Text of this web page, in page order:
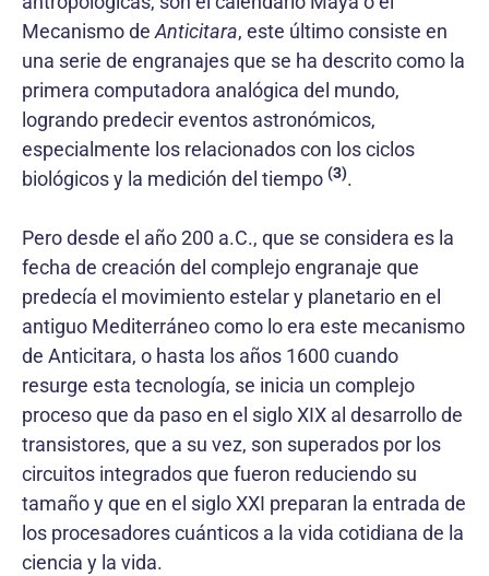
Mecanismo de Anticitara, este último consiste en
una serie de engranajes que se ha descrito como la
primera computadora analógica del mundo,
logrando predecir eventos astronómicos,
especialmente los relacionados con los ciclos
biológicos y la medición del tiempo (3).
Pero desde el año 200 a.C., que se considera es la
fecha de creación del complejo engranaje que
predecía el movimiento estelar y planetario en el
antiguo Mediterráneo como lo era este mecanismo
de Anticitara, o hasta los años 1600 cuando
resurge esta tecnología, se inicia un complejo
proceso que da paso en el siglo XIX al desarrollo de
transistores, que a su vez, son superados por los
circuitos integrados que fueron reduciendo su
tamaño y que en el siglo XXI preparan la entrada de
los procesadores cuánticos a la vida cotidiana de la
ciencia y la vida.